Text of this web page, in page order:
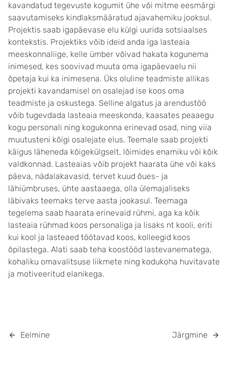
kavandatud tegevuste kogumit ühe või mitme eesmärgi
saavutamiseks kindlaksmääratud ajavahemiku jooksul.
Projektis saab igapäevase elu külgi uurida sotsiaalses
kontekstis. Projektiks võib ideid anda iga lasteaia
meeskonnaliige, kelle ümber võivad hakata kogunema
inimesed, kes soovivad muuta oma igapäevaelu nii
õpetaja kui ka inimesena. Üks oluline teadmiste allikas
projekti kavandamisel on osalejad ise koos oma
teadmiste ja oskustega. Selline algatus ja arendustöö
võib tugevdada lasteaia meeskonda, kaasates peaaegu
kogu personali ning kogukonna erinevad osad, ning viia
muutusteni kõigi osalejate elus. Teemale saab projekti
käigus läheneda kõigekülgselt, lõimides enamiku või kõik
valdkonnad. Lasteaias võib projekt haarata ühe või kaks
päeva, nädalakavasid, tervet kuud õues- ja
lähiümbruses, ühte aastaaega, olla ülemajaliseks
läbivaks teemaks terve aasta jookasul. Teemaga
tegelema saab haarata erinevaid rühmi, aga ka kõik
lasteaia rühmad koos personaliga ja lisaks nt kooli, eriti
kui kool ja lasteaed töötavad koos, kolleegid koos
õpilastega. Alati saab teha koostööd lastevanematega,
kohaliku omavalitsuse liikmete ning kodukoha huvitavate
ja motiveeritud elanikega.
Eelmine Järgmine